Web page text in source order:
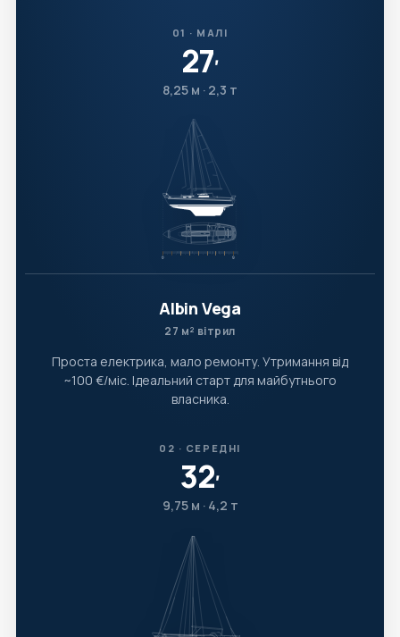
01 · МАЛІ
27′
8,25 м · 2,3 т
Albin Vega
27 м² вітрил
Проста електрика, мало ремонту. Утримання від
~100 €/міс. Ідеальний старт для майбутнього
власника.
02 · СЕРЕДНІ
32′
9,75 м · 4,2 т